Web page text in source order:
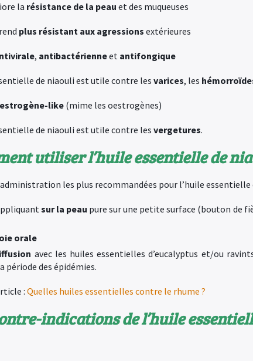
la résistance de la peau et des muqueuses
plus résistant aux agressions extérieures
, antibactérienneet antifongique
de niaouli est utile contre les varices, les
like (mime les oestrogènes)
de niaouli est utile contre les vergetures.
utiliser l’huile essentielle de
les plus recommandées pour l’huile
sur la peau pure sur une petite surface (bouton de
orale
avec les huiles essentielles d’eucalyptus et/ou
période des épidémies.
: Quelles huiles essentielles contre le rhume ?
indications de l’huile